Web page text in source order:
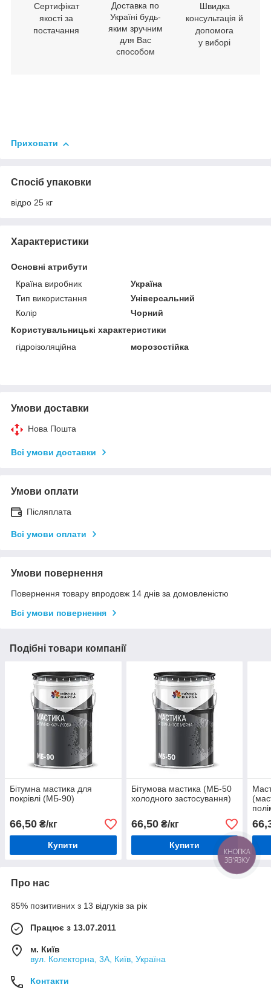
Сертифікат
якості за
постачання
Доставка по
Україні будь-
яким зручним
для Вас
способом
Швидка
консультація й
допомога
у виборі
Приховати
Спосіб упаковки
відро 25 кг
Характеристики
Основні атрибути
Країна виробник
Україна
Тип використання
Універсальний
Колір
Чорний
Користувальницькі характеристики
гідроізоляційна
морозостійка
Умови доставки
Нова Пошта
Всі умови доставки
Умови оплати
Післяплата
Всі умови оплати
Умови повернення
Повернення товару впродовж 14 днів за домовленістю
Всі умови повернення
Подібні товари компанії
Бітумна мастика для
покрівлі (МБ-90)
66,50 ₴/кг
Купити
Бітумова мастика (МБ-50
холодного застосування)
66,50₴/кг
Купити
Про нас
85% позитивних з 13 відгуків за рік
Працює з 13.07.2011
м. Київ
вул. Колекторна, 3А, Київ, Україна
Контакти
КНОПКА
ЗВ'ЯЗКУ